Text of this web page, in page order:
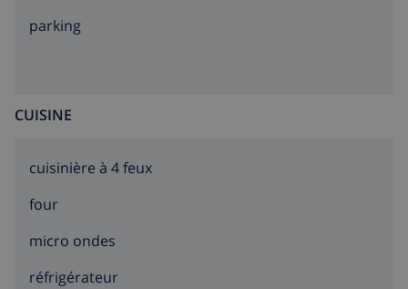
parking
CUISINE
cuisinière à 4 feux
four
micro ondes
réfrigérateur